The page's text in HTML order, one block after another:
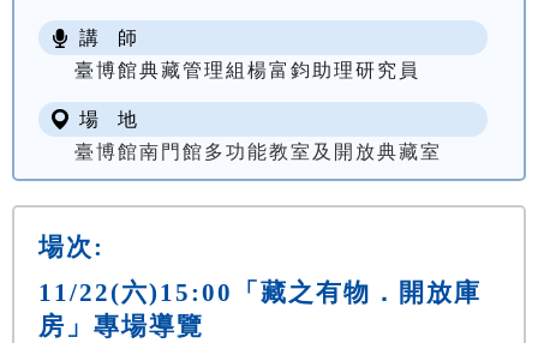
講 師
臺博館典藏管理組楊富鈞助理研究員
場 地
臺博館南門館多功能教室及開放典藏室
場次:
11/22(六)15:00「藏之有物．開放庫
房」專場導覽